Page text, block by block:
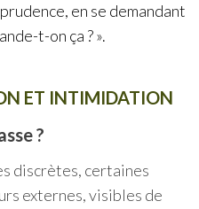
en se demandant
t-on ça ? ».
ET INTIMIDATION
?
discrètes, certaines
externes, visibles de